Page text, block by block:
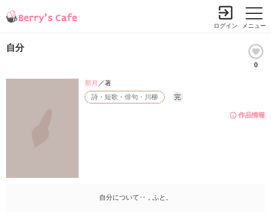
メニュー
ログイン
自分
0
作品情報
詩・短歌・俳句・川柳 完
那月 ／著
自分について‥，ふと。